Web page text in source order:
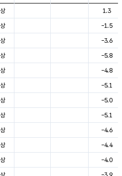
기온, 강수, 바람, 기압등을 안내한 표입
1.3
-1.5
-3.6
-5.8
-4.8
-5.1
-5.0
-5.1
-4.6
-4.4
-4.0